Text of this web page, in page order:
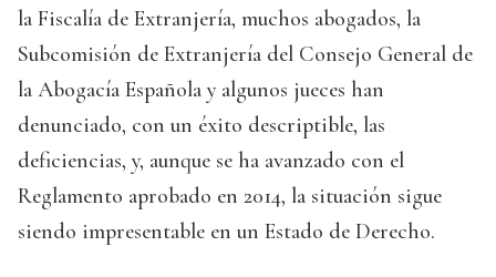
la Fiscalía de Extranjería, muchos abogados, la
Subcomisión de Extranjería del Consejo General de
la Abogacía Española y algunos jueces han
denunciado, con un éxito descriptible, las
deficiencias, y, aunque se ha avanzado con el
Reglamento aprobado en 2014, la situación sigue
siendo impresentable en un Estado de Derecho.